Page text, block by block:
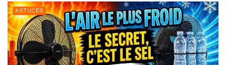
ASTUCES